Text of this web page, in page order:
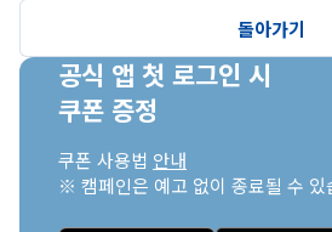
돌아가기
공식 앱 첫 로그인 시
쿠폰 증정
쿠폰 사용법 안내
※ 캠페인은 예고 없이 종료될 수 있